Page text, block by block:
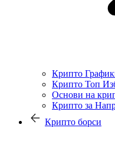
Крипто
Крипто Топ
Основи на
Крипто за
Крипто борси